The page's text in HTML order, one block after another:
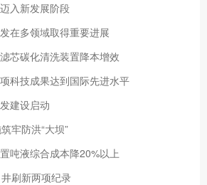
入新发展阶段
在多领域取得重要进展
芯碳化清洗装置降本增效
科技成果达到国际先进水平
建设启动
牢防洪“大坝”
吨液综合成本降20%以上
刷新两项纪录